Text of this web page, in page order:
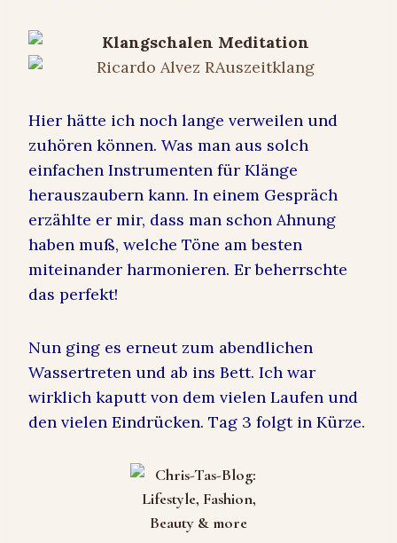
Hier hätte ich noch lange verweilen und
zuhören können. Was man aus solch
einfachen Instrumenten für Klänge
herauszaubern kann. In einem Gespräch
erzählte er mir, dass man schon Ahnung
haben muß, welche Töne am besten
miteinander harmonieren. Er beherrschte
das perfekt!
Nun ging es erneut zum abendlichen
Wassertreten und ab ins Bett. Ich war
wirklich kaputt von dem vielen Laufen und
den vielen Eindrücken. Tag 3 folgt in Kürze.